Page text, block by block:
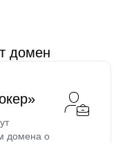
домен
домена о